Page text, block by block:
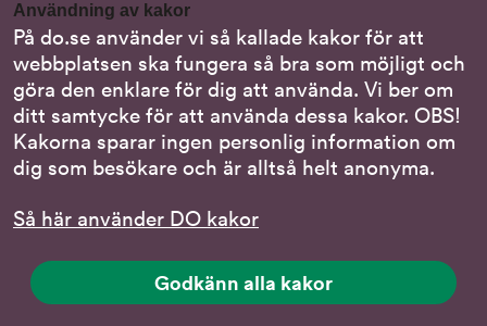
Användning av kakor
På do.se använder vi så kallade kakor för att
webbplatsen ska fungera så bra som möjligt och
göra den enklare för dig att använda. Vi ber om
ditt samtycke för att använda dessa kakor. OBS!
Kakorna sparar ingen personlig information om
dig som besökare och är alltså helt anonyma.
Så här använder DO kakor
Godkänn alla kakor
Nationella minoritetsspråk
Om DO:s webbplats
Behandling av personuppgifter
Följ oss
DO på LinkedIn
på
LinkedIn,
DO på Instagram
(DO